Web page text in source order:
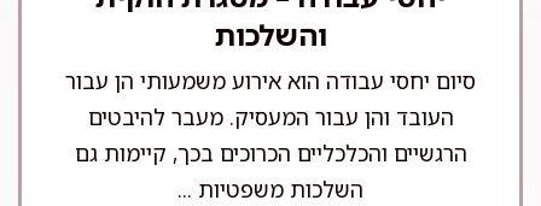
והשלכות
סיום יחסי עבודה הוא אירוע משמעותי הן עבור
העובד והן עבור המעסיק. מעבר להיבטים
הרגשיים והכלכליים הכרוכים בכך, קיימות גם
השלכות משפטיות ...